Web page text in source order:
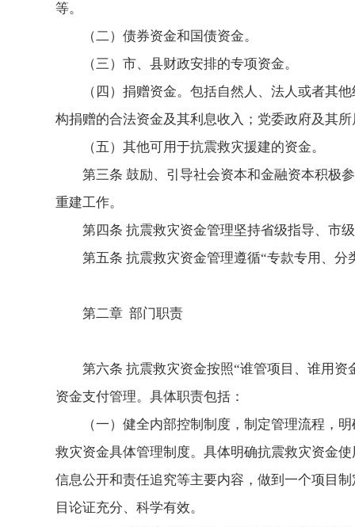
等。
（二）债券资金和国债资金。
（三）市、县财政安排的专项资金。
（四）捐赠资金。包括自然人、法人或者其
构捐赠的合法资金及其利息收入；党委政府及其
（五）其他可用于抗震救灾援建的资金。
第三条 鼓励、引导社会资本和金融资本积极
重建工作。
第四条 抗震救灾资金管理坚持省级指导、市
第五条 抗震救灾资金管理遵循“专款专用、
第二章 部门职责
第六条 抗震救灾资金按照“谁管项目、谁用
资金支付管理。具体职责包括：
（一）健全内部控制制度，制定管理流程，
救灾资金具体管理制度。具体明确抗震救灾资金
信息公开和责任追究等主要内容，做到一个项目
目论证充分、科学有效。